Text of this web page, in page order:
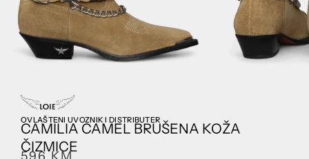
OVLAŠTENI UVOZNIK I DISTRIBUTER
CAMILIA CAMEL BRUŠENA KOŽA
ČIZMICE
596KM